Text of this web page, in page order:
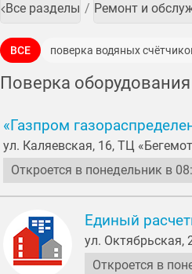
Все разделы Ремонт и
ВСЕ поверка водяных
Поверка оборудования
«Газпром
ул. Каляевская, 16, ТЦ
Откроется в понедельник в
Единый
ул. Октябрьская,
Откроется в